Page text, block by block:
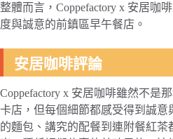
整體而言，Coppefactory x 安居咖
度與誠意的前鎮區早午餐店。
安居咖啡評論
Coppefactory x 安居咖啡雖然不是
卡店，但每個細節都感受得到誠意
的麵包、講究的配餐到連附餐紅茶